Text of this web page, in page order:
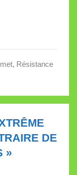
, Résistance
DE
»